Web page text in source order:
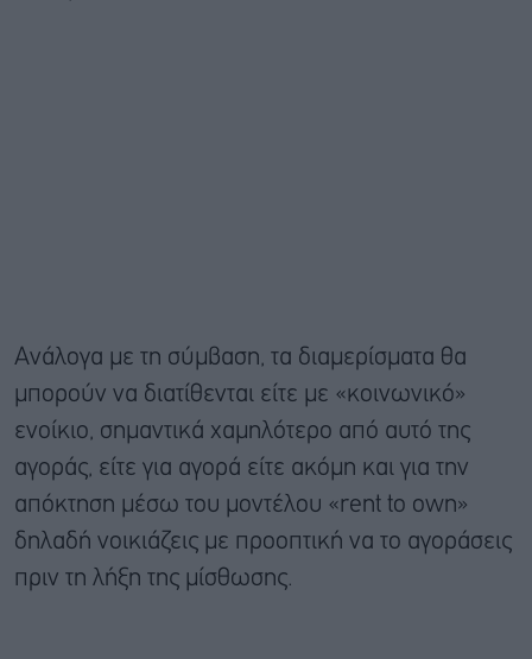
Ανάλογα με τη σύμβαση, τα διαμερίσματα θα
μπορούν να διατίθενται είτε με «κοινωνικό»
ενοίκιο, σημαντικά χαμηλότερο από αυτό της
αγοράς, είτε για αγορά είτε ακόμη και για την
απόκτηση μέσω του μοντέλου «rent to own»
δηλαδή νοικιάζεις με προοπτική να το αγοράσεις
πριν τη λήξη της μίσθωσης.